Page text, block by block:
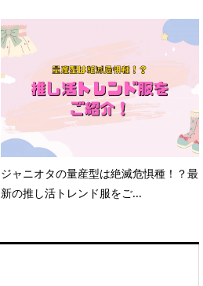
ジャニオタの量産型は絶滅危惧種！？最
新の推し活トレンド服をご...